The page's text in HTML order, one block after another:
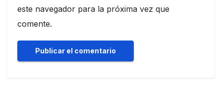
este navegador para la próxima vez que
comente.